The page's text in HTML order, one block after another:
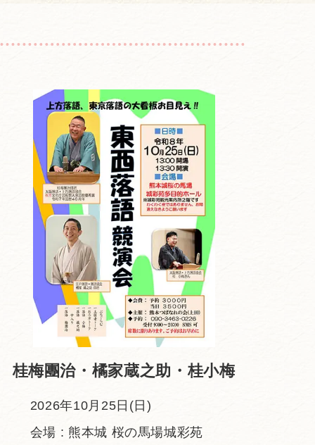
桂梅團治・橘家蔵之助・桂小梅
2026年10月25日(日)
会場 : 熊本城 桜の馬場城彩苑